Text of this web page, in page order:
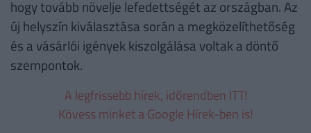
hogy tovább növelje lefedettségét az országban. Az
új helyszín kiválasztása során a megközelíthetőség
és a vásárlói igények kiszolgálása voltak a döntő
szempontok.
A legfrissebb hírek, időrendben ITT!
Kövess minket a Google Hírek-ben is!